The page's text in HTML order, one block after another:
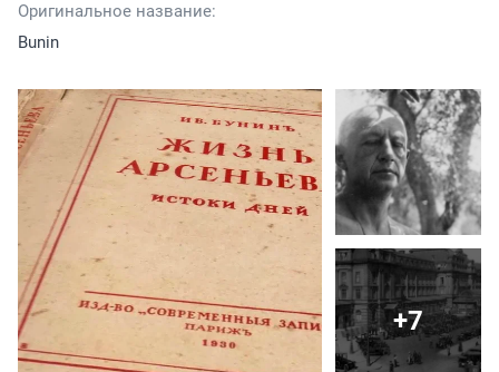
Оригинальное название:
Bunin
+7